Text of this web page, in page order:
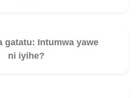
gatatu: Intumwa yawe
ni iyihe?